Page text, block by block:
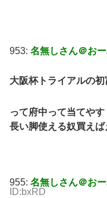
953: 名無しさん＠お
大阪杯トライアルの
って府中って当てやす
長い脚使える奴買えば
955: 名無しさん＠お
ID:bxRD